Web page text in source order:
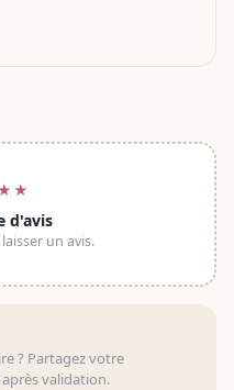
d'avis
un avis.
? Partagez votre
validation.